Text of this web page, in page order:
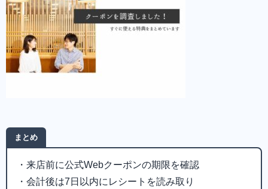
まとめ
・来店前に公式Webクーポンの期限を確認
・会計後は7日以内にレシートを読み取り